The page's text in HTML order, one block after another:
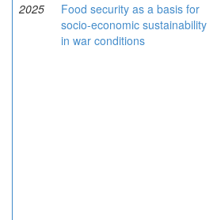
2025
Food security as a basis for
socio-economic sustainability
in war conditions